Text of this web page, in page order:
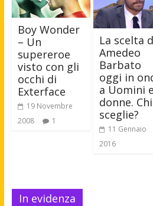
Boy Wonder
– Un
supereroe
visto con gli
occhi di
Exterface
19 Novembre
2008
1
La scelta
Amedeo
Barbato
oggi in
a Uomini e
donne. Chi
sceglie?
11 Gennaio
2016
In evidenza